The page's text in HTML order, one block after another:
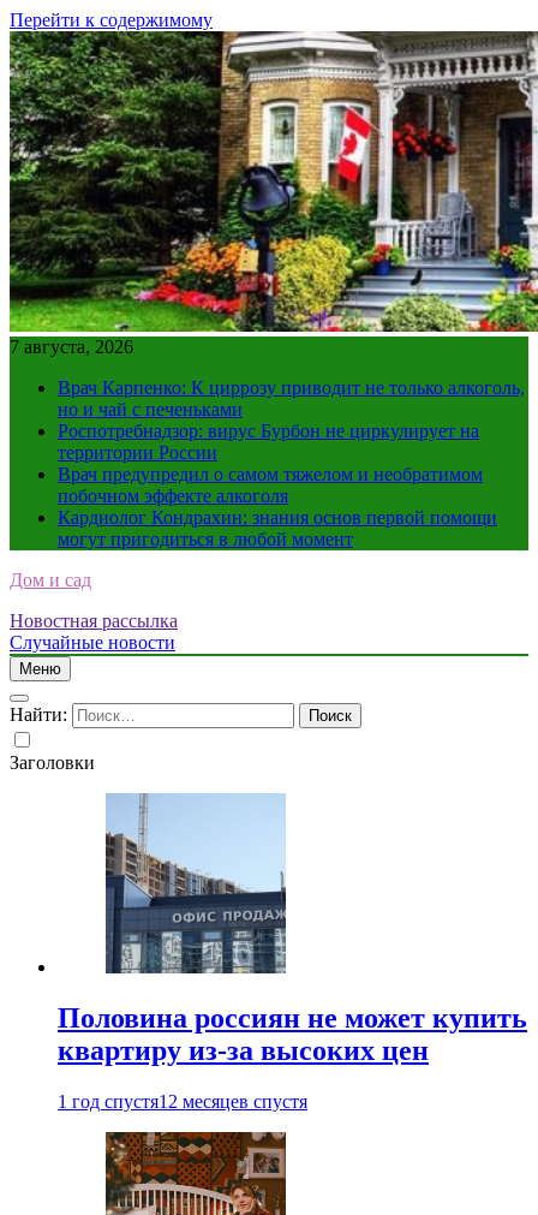
Перейти к содержимому
7 августа, 2026
Врач Карпенко: К циррозу приводит не только алкоголь,
но и чай с печеньками
Роспотребнадзор: вирус Бурбон не циркулирует на
территории России
Врач предупредил о самом тяжелом и необратимом
побочном эффекте алкоголя
Кардиолог Кондрахин: знания основ первой помощи
могут пригодиться в любой момент
Дом и сад
Новостная рассылка
Случайные новости
Меню
Найти:
Заголовки
Половина россиян не может купить
квартиру из-за высоких цен
1 год спустя12 месяцев спустя